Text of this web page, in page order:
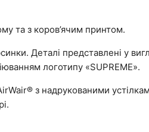
та з коров’ячим принтом.
Деталі представлені у
логотипу «SUPREME».
з надрукованими